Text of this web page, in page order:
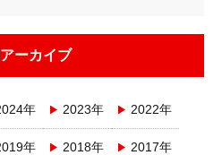
ーカイブ
年 2023年 2022年
年 2018年 2017年